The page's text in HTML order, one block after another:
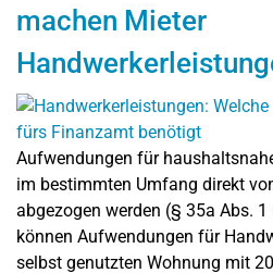
machen Mieter
Aufwendungen für
im bestimmten Umfang direkt
abgezogen werden (§ 35a Abs.
können Aufwendungen für
selbst genutzten Wohnung mit